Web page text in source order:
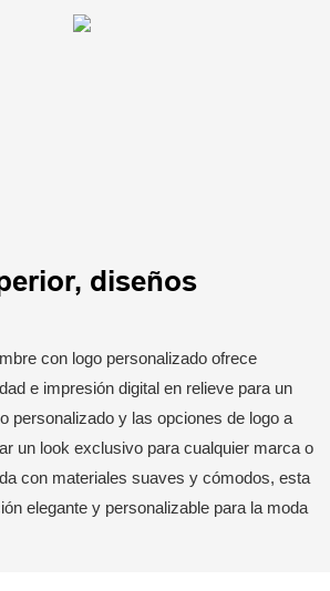
diseños
con logo personalizado ofrece
e impresión digital en relieve para un
personalizado y las opciones de logo a
un look exclusivo para cualquier marca o
con materiales suaves y cómodos, esta
elegante y personalizable para la moda